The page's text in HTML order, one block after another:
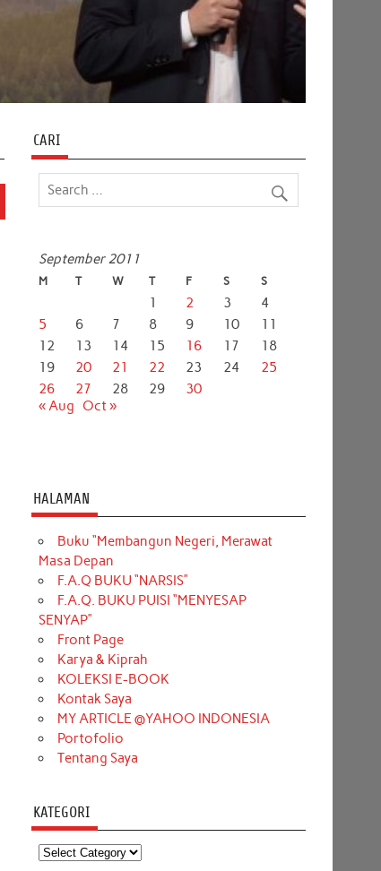
CARI
September 2011
M T W T F S S
1 2 3
4
5
6 7 8 9 10
11
12
13 14 15 16 17
18
19
20 21 22 23 24
25
26
27 28 29
30
« Aug
Oct »
HALAMAN
Buku “Membangun Negeri, Merawat
Masa Depan
F.A.Q BUKU “NARSIS”
F.A.Q. BUKU PUISI “MENYESAP
SENYAP”
Front Page
Karya & Kiprah
KOLEKSI E-BOOK
Kontak Saya
MY ARTICLE @YAHOO INDONESIA
Portofolio
Tentang Saya
KATEGORI
Kategori